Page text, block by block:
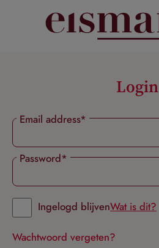
Login
Email address*
Password*
Ingelogd blijvenWat is dit?
Wachtwoord vergeten?